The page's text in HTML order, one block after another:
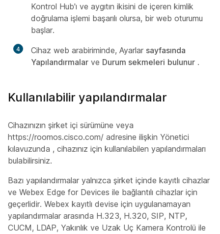
Kontrol Hub'ı ve aygıtın ikisini de içeren kimlik
doğrulama işlemi başarılı olursa, bir web oturumu
başlar.
4 Cihaz web arabiriminde, Ayarlar sayfasında
Yapılandırmalar ve Durum sekmeleri bulunur .
Kullanılabilir yapılandırmalar
Cihazınızın şirket içi sürümüne veya
https://roomos.cisco.com/ adresine ilişkin Yönetici
kılavuzunda , cihazınız için kullanılabilen yapılandırmaları
bulabilirsiniz.
Bazı yapılandırmalar yalnızca şirket içinde kayıtlı cihazlar
ve Webex Edge for Devices ile bağlantılı cihazlar için
geçerlidir. Webex kayıtlı devise için uygulanamayan
yapılandırmalar arasında H.323, H.320, SIP, NTP,
CUCM, LDAP, Yakınlık ve Uzak Uç Kamera Kontrolü ile